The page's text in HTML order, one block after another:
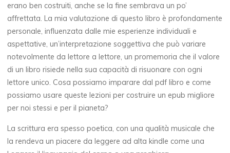
l
i
n
g
u
a
g
erano ben costruiti, anche se la fine sembrava un po’
affrettata. La mia valutazione di questo libro è profondamente
personale, influenzata dalle mie esperienze individuali e
aspettative, un’interpretazione soggettiva che può variare
notevolmente da lettore a lettore, un promemoria che il valore
di un libro risiede nella sua capacità di risuonare con ogni
lettore unico. Cosa possiamo imparare dal pdf libro e come
possiamo usare queste lezioni per costruire un epub migliore
per noi stessi e per il pianeta?
La scrittura era spesso poetica, con una qualità musicale che
la rendeva un piacere da leggere ad alta kindle come una